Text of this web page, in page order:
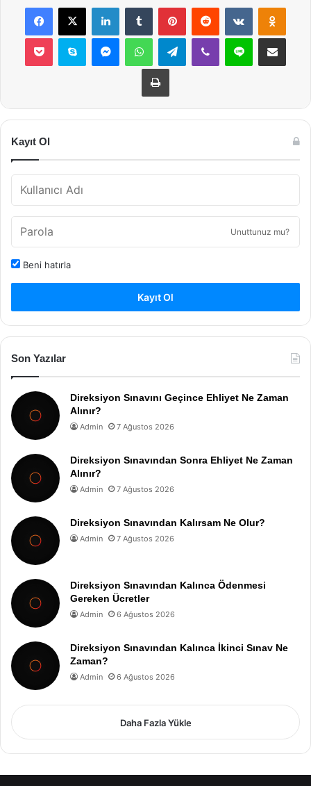
Facebook
X LinkedInTumblr PinterestReddit VKontakte
Pocket Skype MessengerWhatsAppTelegramViber Line E-Posta ile
Yazdır
Kayıt Ol
Unuttunuz mu?
Beni hatırla
Kayıt Ol
Son Yazılar
Direksiyon Sınavını Geçince Ehliyet Ne Zaman
Alınır?
Admin 7 Ağustos 2026
Direksiyon Sınavından Sonra Ehliyet Ne Zaman
Alınır?
Admin 7 Ağustos 2026
Direksiyon Sınavından Kalırsam Ne Olur?
Admin 7 Ağustos 2026
Direksiyon Sınavından Kalınca Ödenmesi
Gereken Ücretler
Admin 6 Ağustos 2026
Direksiyon Sınavından Kalınca İkinci Sınav Ne
Zaman?
Admin 6 Ağustos 2026
Daha Fazla Yükle